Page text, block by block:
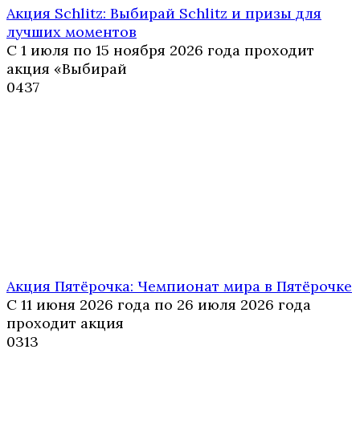
Акция Schlitz: Выбирай Schlitz и призы для
лучших моментов
С 1 июля по 15 ноября 2026 года проходит
акция «Выбирай
0437
Акция Пятёрочка: Чемпионат мира в Пятёрочке
С 11 июня 2026 года по 26 июля 2026 года
проходит акция
0313